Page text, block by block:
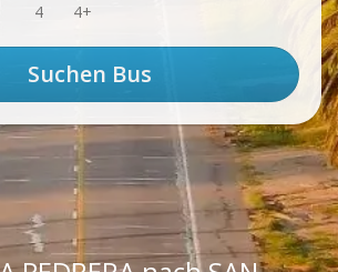
4 4+